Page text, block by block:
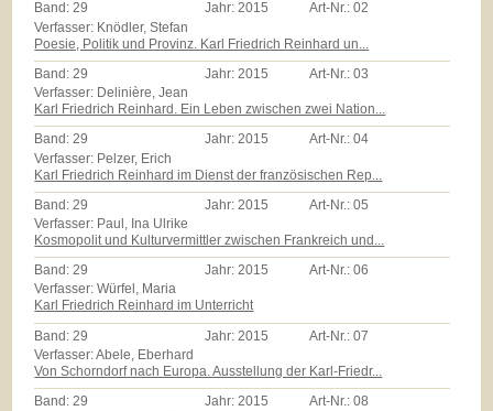
Band:29 Jahr:2015 Art-Nr.:02
Verfasser: Knödler, Stefan
Poesie, Politik und Provinz. Karl Friedrich Reinhard un...
Band:29 Jahr:2015 Art-Nr.:03
Verfasser: Delinière, Jean
Karl Friedrich Reinhard. Ein Leben zwischen zwei Nation...
Band:29 Jahr:2015 Art-Nr.:04
Verfasser: Pelzer, Erich
Karl Friedrich Reinhard im Dienst der französischen Rep...
Band: 29 Jahr: 2015 Art-Nr.:05
Verfasser: Paul, Ina Ulrike
Kosmopolit und Kulturvermittler zwischen Frankreich und...
Band:29 Jahr:2015 Art-Nr.:06
Verfasser: Würfel, Maria
Karl Friedrich Reinhard im Unterricht
Band: 29 Jahr: 2015 Art-Nr.:07
Verfasser: Abele, Eberhard
Von Schorndorf nach Europa. Ausstellung der Karl-Friedr...
Band:29 Jahr:2015 Art-Nr.:08